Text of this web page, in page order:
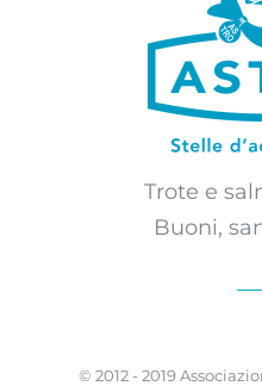
Trote e
Buoni,
© 2012 - 2019